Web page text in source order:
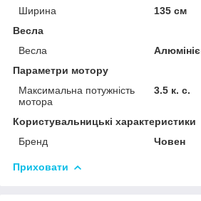
Ширина
135 см
Весла
Весла
Параметри мотору
Максимальна потужність
мотора
3.5 к. с.
Користувальницькі характеристики
Бренд
Човен
Приховати